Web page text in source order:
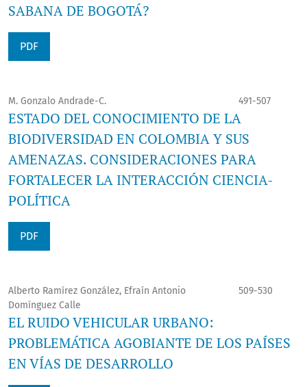
SABANA DE BOGOTÁ?
PDF
M. Gonzalo Andrade-C. 491-507
ESTADO DEL CONOCIMIENTO DE LA
BIODIVERSIDAD EN COLOMBIA Y SUS
AMENAZAS. CONSIDERACIONES PARA
FORTALECER LA INTERACCIÓN CIENCIA-
POLÍTICA
PDF
Alberto Ramírez González, Efraín Antonio
Domínguez Calle
509-530
EL RUIDO VEHICULAR URBANO:
PROBLEMÁTICA AGOBIANTE DE LOS PAÍSES
EN VÍAS DE DESARROLLO